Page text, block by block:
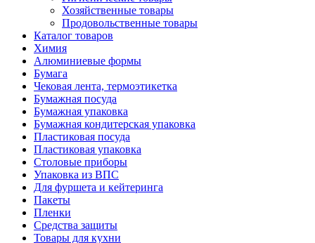
Хозяйственные товары
Продовольственные товары
Каталог товаров
Химия
Алюминиевые формы
Бумага
Чековая лента, термоэтикетка
Бумажная посуда
Бумажная упаковка
Бумажная кондитерская упаковка
Пластиковая посуда
Пластиковая упаковка
Столовые приборы
Упаковка из ВПС
Для фуршета и кейтеринга
Пакеты
Пленки
Средства защиты
Товары для кухни